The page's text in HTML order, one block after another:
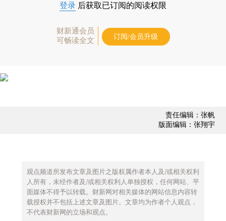
登录 后获取已订阅的阅读权限
财新通会员
可畅读全文
订阅/会员升级
责任编辑：张帆
版面编辑：张翔宇
观点频道所发布文章及图片之版权属作者本人及/或相关权利
人所有，未经作者及/或相关权利人单独授权，任何网站、平
面媒体不得予以转载。财新网对相关媒体的网站信息内容转
载授权并不包括上述文章及图片。文章均为作者个人观点，
不代表财新网的立场和观点。